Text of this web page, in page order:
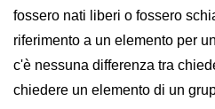
fossero nati liberi o fossero
riferimento a un elemento per
c'è nessuna differenza tra
chiedere un elemento di un